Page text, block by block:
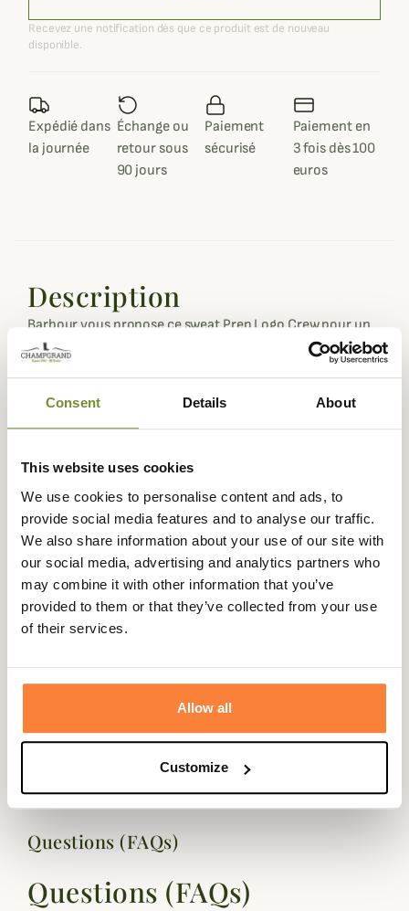
Consent Details About
This website uses cookies
We use cookies to personalise content and ads, to
provide social media features and to analyse our traffic.
We also share information about your use of our site with
our social media, advertising and analytics partners who
may combine it with other information that you’ve
provided to them or that they’ve collected from your use
of their services.
Allow all
Customize
Recevez une notification dès que ce produit est de nouveau
disponible.
Expédié dans
la journée
Échange ou
retour sous
90 jours
Paiement
sécurisé
Paiement en
3 fois dès 100
euros
Description
Barbour vous propose ce sweat Prep Logo Crew pour un
look jeune et dynamique.
Conçu dans un mélange de coton et de polyester, ce
sweat Barbour est léger, respirant et agréable à porter au
Le sweat Prep Logo Crew séduira un public jeune ou
amateur de sweat avec son gros logo Barbour brodé en
relief sur la poitrine du plus bel effet.
Lavable en machine à 40°C, il est ici proposé en navy, gris,
bleu ciel ou crème.
Fiche technique
Coloris
Coton & Polyester
Genre Homme
Questions (FAQs)
Questions (FAQs)